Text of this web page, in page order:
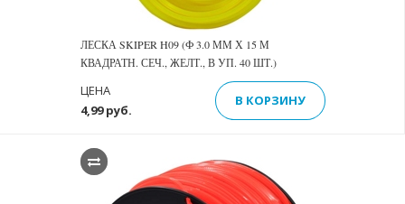
ЛЕСКА SKIPER H09 (Ф 3.0 ММ Х 15 М
КВАДРАТН. СЕЧ., ЖЕЛТ., В УП. 40 ШТ.)
4,99 руб.
ЦЕНА
В КОРЗИНУ